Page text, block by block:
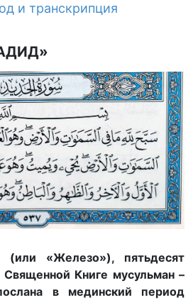
и транскрипция
(или «Железо»), пятьдесят
Книге мусульман –
в мединский период